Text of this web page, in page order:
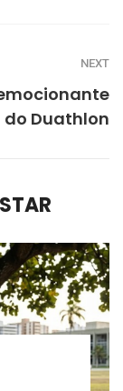
NEXT
do Duathlon